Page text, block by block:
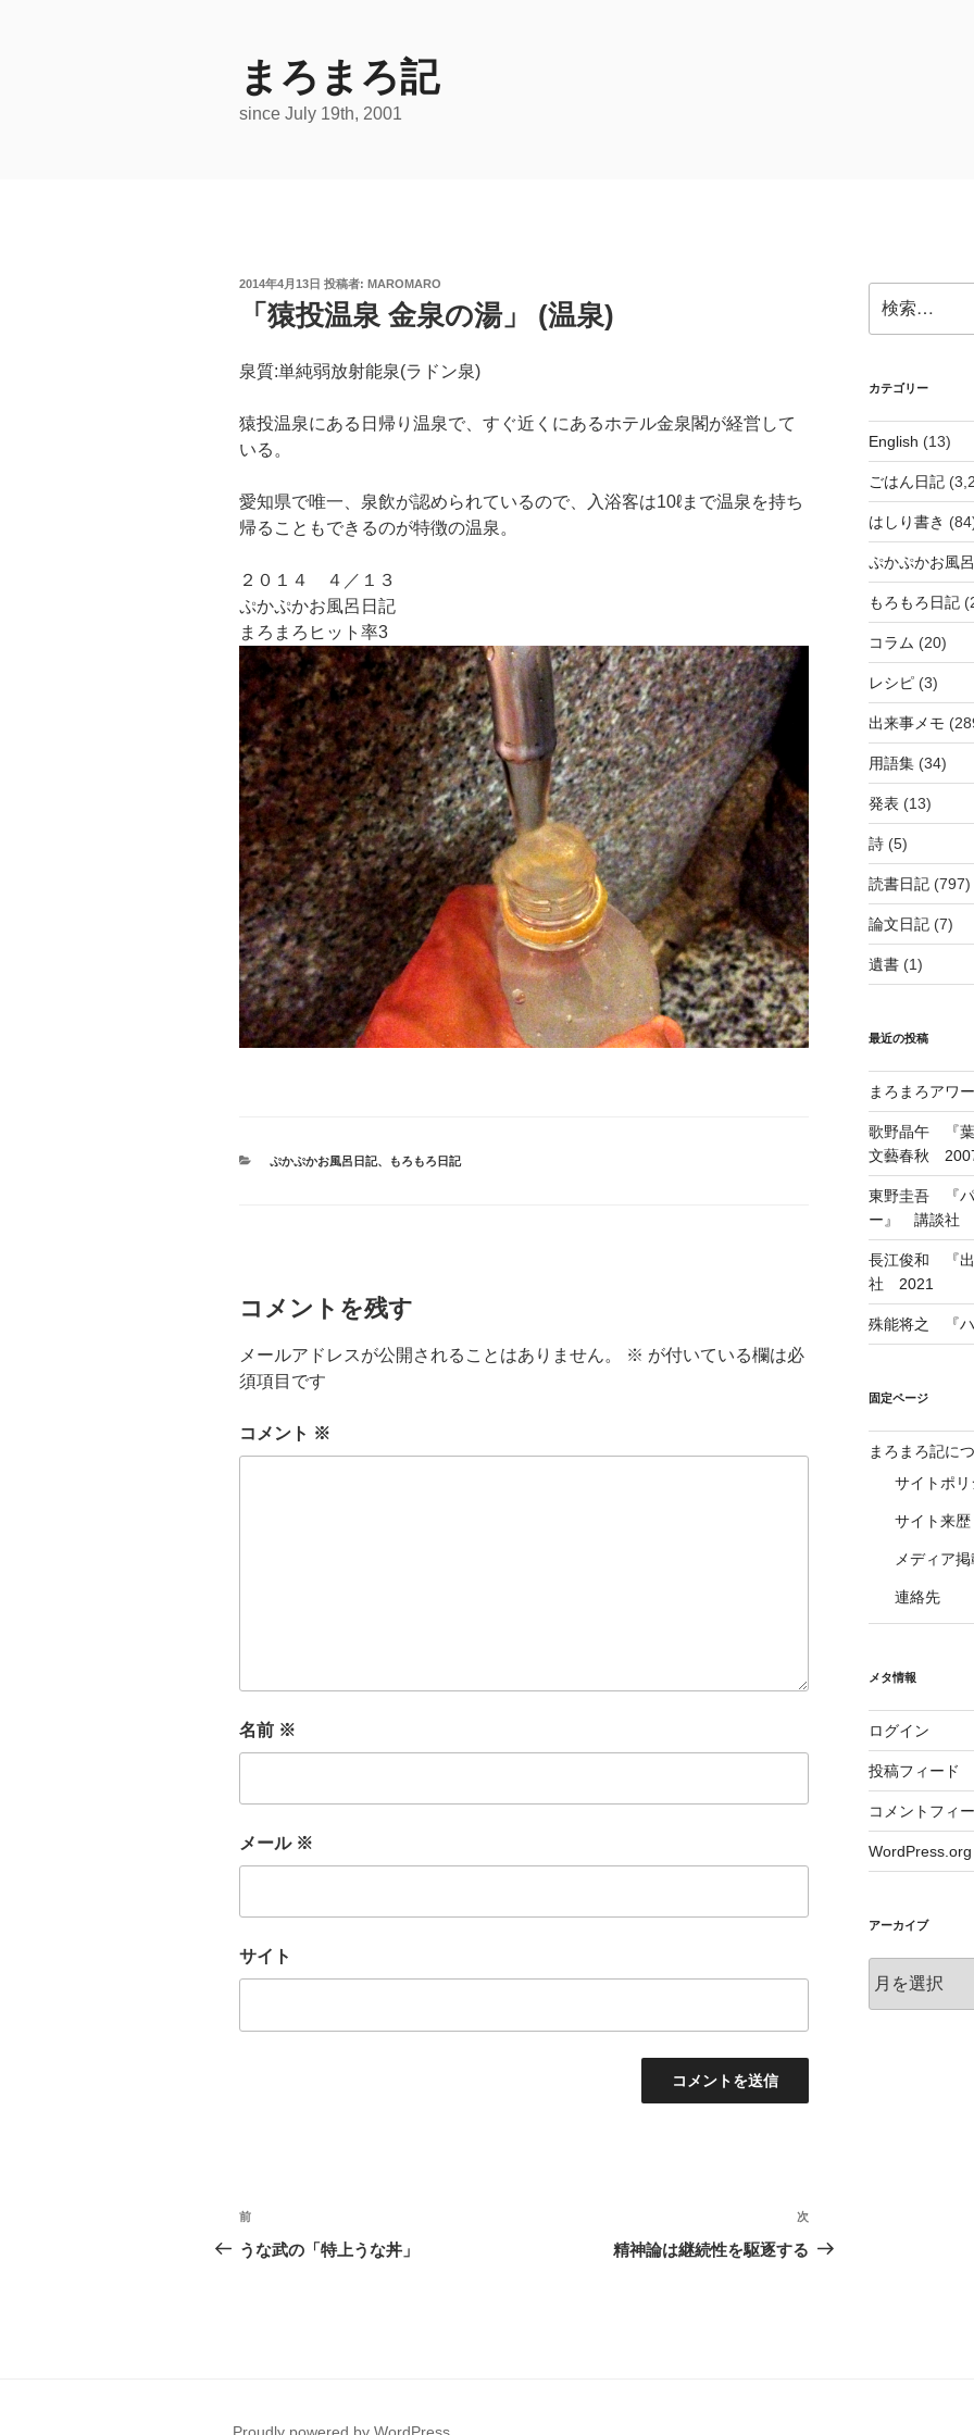
まろまろ記
since July 19th, 2001
投
2014年4月13日 投稿者: MAROMARO
「猿投温泉 金泉の湯」 (温泉)
泉質:単純弱放射能泉(ラドン泉)
猿投温泉にある日帰り温泉で、すぐ近くにあるホテル金泉閣が経営して
いる。
愛知県で唯一、泉飲が認められているので、入浴客は10ℓまで温泉を持ち
帰ることもできるのが特徴の温泉。
２０１４ ４／１３
ぷかぷかお風呂日記
まろまろヒット率3
カ
ぷかぷかお風呂日記、 もろもろ日記
コメントを残す
メールアドレスが公開されることはありません。 ※ が付いている欄は必
須項目です
コメント ※
名前 ※
メール ※
サイト
投
稿
前
の
前
うな武の「特上うな丼」
次
の
次
精神論は継続性を駆逐する
索:
カテゴリー
English (13)
ごはん日記
はしり書き
ぷかぷかお風
もろもろ日記
コラム (20)
レシピ(3)
出来事メモ
用語集(34)
発表 (13)
詩(5)
読書日記(797)
論文日記(7)
遺書(1)
最近の投稿
まろまろアワ
歌野晶午 『
文藝春秋
東野圭吾 『パ
ー』 講談社
長江俊和 『
社 2021
殊能将之 『
固定ページ
まろまろ記に
サイトポリ
サイト来歴
メディア
連絡先
メタ情報
ログイン
投稿フィード
コメントフィ
WordPress.org
アーカイブ
ー